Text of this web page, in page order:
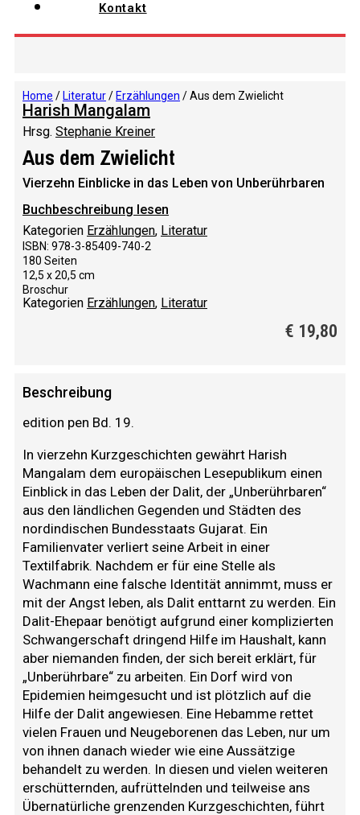
Kontakt
Home / Literatur/ Erzählungen / Aus dem Zwielicht
Harish Mangalam
Hrsg. Stephanie Kreiner
Aus dem Zwielicht
Vierzehn Einblicke in das Leben von Unberührbaren
Buchbeschreibung lesen
Kategorien Erzählungen, Literatur
ISBN: 978-3-85409-740-2
180 Seiten
12,5 x 20,5 cm
Broschur
Kategorien Erzählungen, Literatur
€ 19,80
Beschreibung
edition pen Bd. 19.
In vierzehn Kurzgeschichten gewährt Harish
Mangalam dem europäischen Lesepublikum einen
Einblick in das Leben der Dalit, der „Unberührbaren“
aus den ländlichen Gegenden und Städten des
nordindischen Bundesstaats Gujarat. Ein
Familienvater verliert seine Arbeit in einer
Textilfabrik. Nachdem er für eine Stelle als
Wachmann eine falsche Identität annimmt, muss er
mit der Angst leben, als Dalit enttarnt zu werden. Ein
Dalit-Ehepaar benötigt aufgrund einer komplizierten
Schwangerschaft dringend Hilfe im Haushalt, kann
aber niemanden finden, der sich bereit erklärt, für
„Unberührbare“ zu arbeiten. Ein Dorf wird von
Epidemien heimgesucht und ist plötzlich auf die
Hilfe der Dalit angewiesen. Eine Hebamme rettet
vielen Frauen und Neugeborenen das Leben, nur um
von ihnen danach wieder wie eine Aussätzige
behandelt zu werden. In diesen und vielen weiteren
erschütternden, aufrüttelnden und teilweise ans
Übernatürliche grenzenden Kurzgeschichten, führt